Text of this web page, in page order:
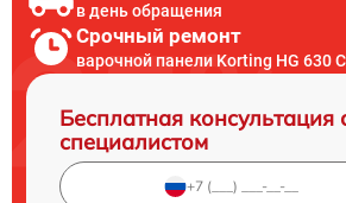
в день обращения
Срочный ремонт
варочной панели Korting HG 630
Бесплатная консультация
специалистом